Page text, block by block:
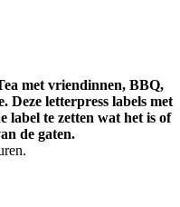
met vriendinnen, BBQ,
Deze letterpress labels met
label te zetten wat het is of
de gaten.